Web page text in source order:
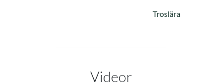
Troslära
Videor